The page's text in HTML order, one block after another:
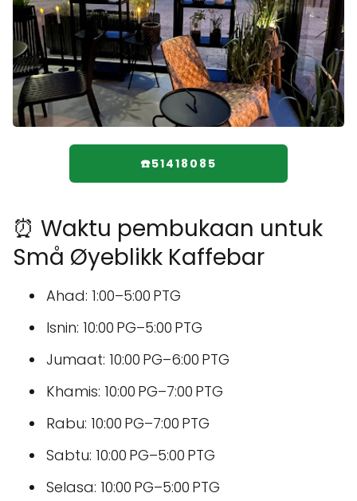
☎️51418085
⏰ Waktu pembukaan untuk
Små Øyeblikk Kaffebar
Ahad: 1:00–5:00 PTG
Isnin: 10:00 PG–5:00 PTG
Jumaat: 10:00 PG–6:00 PTG
Khamis: 10:00 PG–7:00 PTG
Rabu: 10:00 PG–7:00 PTG
Sabtu: 10:00 PG–5:00 PTG
Selasa: 10:00 PG–5:00 PTG